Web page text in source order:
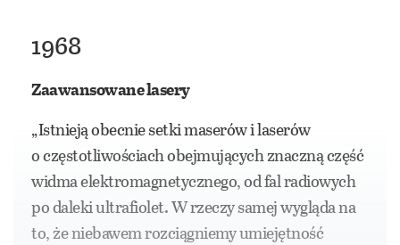
1968
Zaawansowane lasery
„Istnieją obecnie setki maserów i laserów
o częstotliwościach obejmujących znaczną część
widma elektromagnetycznego, od fal radiowych
po daleki ultrafiolet. W rzeczy samej wygląda na
to, że niebawem rozciągniemy umiejętność